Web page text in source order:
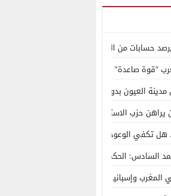
بـ”213+” ضمن حملة رقمية منظمة حرّضت على اقتحام سبتة
“قوة صاعدة” في سوق المعادن الاستراتيجية
العيون بدون ماء؟
حزب الاستقلال على الكفاءة ويمنح الشباب
تكفي الوعود الفارغة لصناعة الواقع؟
السادس: الحكم الذاتي هو الأساس الوحيد لحل